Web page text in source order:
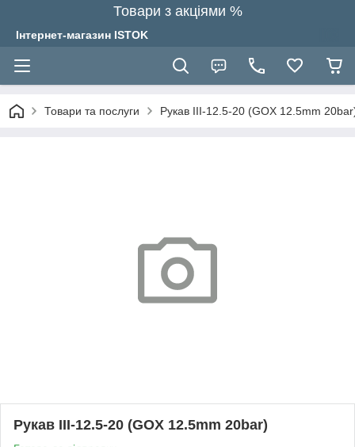
Товари з акціями %
Інтернет-магазин ISTOK
Товари та послуги Рукав III-12.5-20 (GOX 12.5mm
Рукав III-12.5-20 (GOX 12.5mm 20bar)